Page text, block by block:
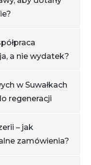
a nie wydatek?
w Suwałkach
regeneracji
– jak
zamówienia?